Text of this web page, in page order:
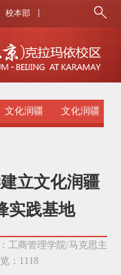
校本部
文化润疆 文化润疆
立文化润疆
实践基地
工商管理学院/马克思主
： 1118